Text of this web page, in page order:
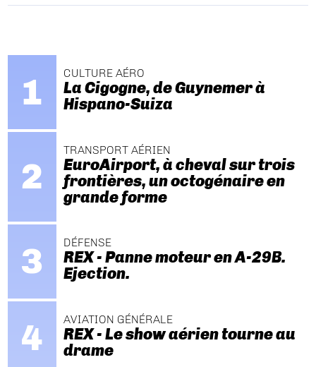
CULTURE AÉRO
La Cigogne, de Guynemer à
Hispano-Suiza
TRANSPORT AÉRIEN
EuroAirport, à cheval sur trois
frontières, un octogénaire en
grande forme
DÉFENSE
REX - Panne moteur en A-29B.
Ejection.
AVIATION GÉNÉRALE
REX - Le show aérien tourne au
drame